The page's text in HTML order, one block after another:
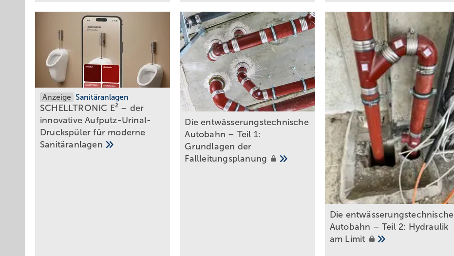
Anzeige Sanitäranlagen
SCHELLTRONIC E² – der
innovative Aufputz-Urinal-
Druckspüler für moderne
Sanitäranlagen
Die entwässerungstechnische
Autobahn – Teil 1:
Grundlagen der
Fallleitungsplanung
Die entwässerungstechnische
Autobahn – Teil 2: Hydraulik
am Limit